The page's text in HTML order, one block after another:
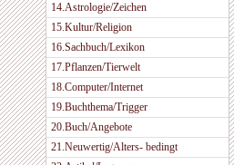
14.Astrologie/Zeichen
15.Kultur/Religion
16.Sachbuch/Lexikon
17.Pflanzen/Tierwelt
18.Computer/Internet
19.Buchthema/Trigger
20.Buch/Angebote
21.Neuwertig/Alters- bedingt